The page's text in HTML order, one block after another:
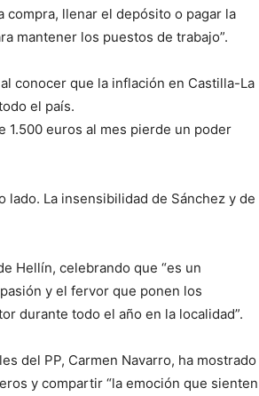
compra, llenar el depósito o pagar la
mantener los puestos de trabajo”.
conocer que la inflación en Castilla-La
el país.
1.500 euros al mes pierde un poder
lado. La insensibilidad de Sánchez y de
Hellín, celebrando que “es un
y el fervor que ponen los
durante todo el año en la localidad”.
del PP, Carmen Navarro, ha mostrado
y compartir “la emoción que sienten